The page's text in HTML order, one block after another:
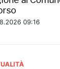
09:16